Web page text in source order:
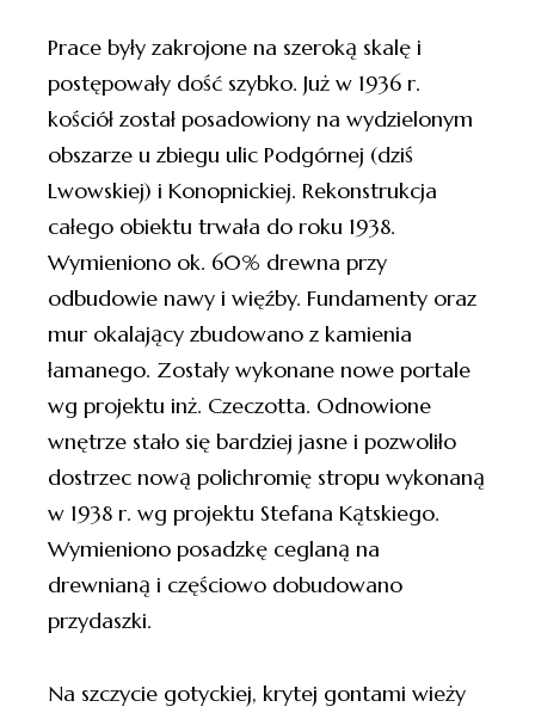
Prace były zakrojone na szeroką skalę i
postępowały dość szybko. Już w 1936 r.
kościół został posadowiony na wydzielonym
obszarze u zbiegu ulic Podgórnej (dziś
Lwowskiej) i Konopnickiej. Rekonstrukcja
całego obiektu trwała do roku 1938.
Wymieniono ok. 60% drewna przy
odbudowie nawy i więźby. Fundamenty oraz
mur okalający zbudowano z kamienia
łamanego. Zostały wykonane nowe portale
wg projektu inż. Czeczotta. Odnowione
wnętrze stało się bardziej jasne i pozwoliło
dostrzec nową polichromię stropu wykonaną
w 1938 r. wg projektu Stefana Kątskiego.
Wymieniono posadzkę ceglaną na
drewnianą i częściowo dobudowano
przydaszki.
Na szczycie gotyckiej, krytej gontami wieży